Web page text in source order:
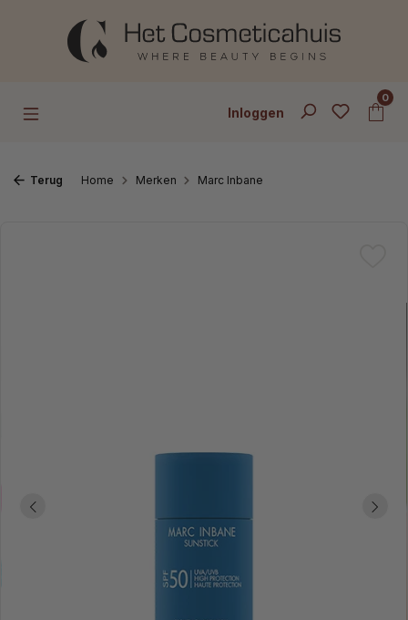
Ga naar de hoofdinhoud
Inloggen
0
Terug Home Merken Marc Inbane